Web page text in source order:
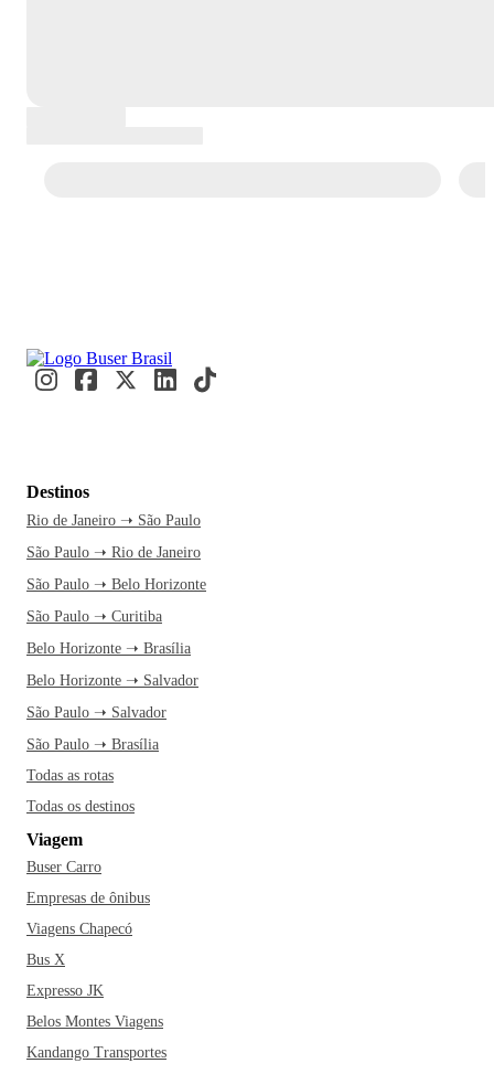
Destinos
Rio de Janeiro ➝ São Paulo
São Paulo ➝ Rio de Janeiro
São Paulo ➝ Belo Horizonte
São Paulo ➝ Curitiba
Belo Horizonte ➝ Brasília
Belo Horizonte ➝ Salvador
São Paulo ➝ Salvador
São Paulo ➝ Brasília
Todas as rotas
Todas os destinos
Viagem
Buser Carro
Empresas de ônibus
Viagens Chapecó
Bus X
Expresso JK
Belos Montes Viagens
Kandango Transportes